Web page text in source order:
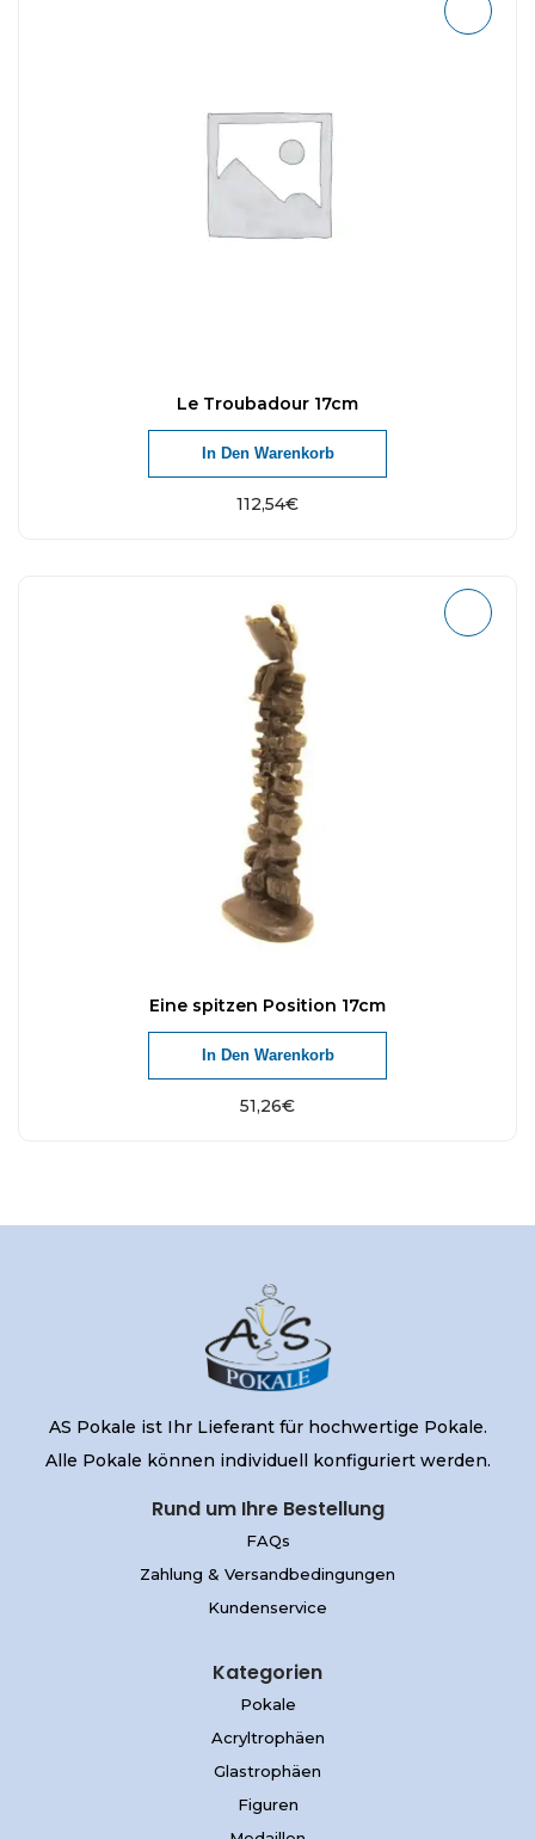
Le Troubadour 17cm
112,54€
In Den Warenkorb
Eine spitzen Position 17cm
51,26€
In Den Warenkorb
AS Pokale ist Ihr Lieferant für hochwertige Pokale.
Alle Pokale können individuell konfiguriert werden.
Rund um Ihre Bestellung
FAQs
Zahlung & Versandbedingungen
Kundenservice
Kategorien
Pokale
Acryltrophäen
Glastrophäen
Figuren